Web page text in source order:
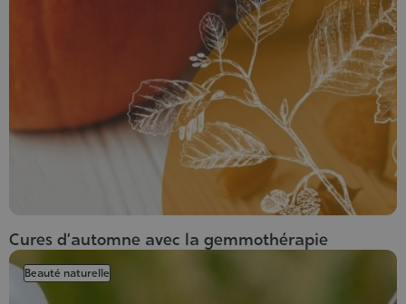
Cures d’automne avec la gemmothérapie
Beauté naturelle